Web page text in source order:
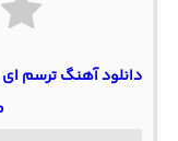
دانلود آهنگ ترسم ای